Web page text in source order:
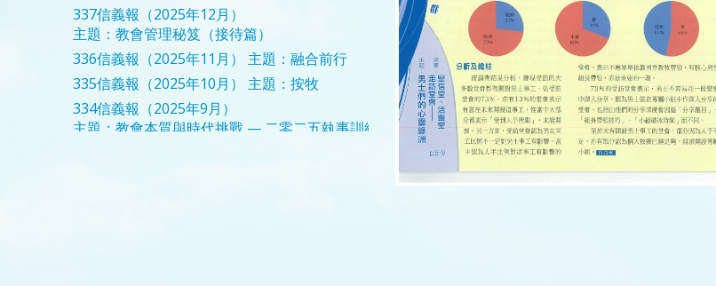
337信義報（2025年12月）
主題：教會管理秘笈（接待篇）
336信義報（2025年11月）
主題：融合前行
335信義報（2025年10月）
主題：按牧
334信義報（2025年9月）
主題：教會本質與時代挑戰 — 二零二五執事訓練